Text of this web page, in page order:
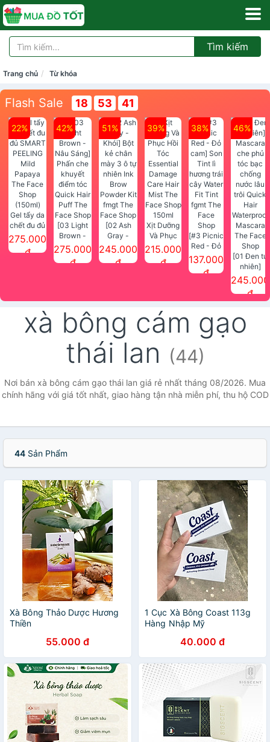
Tìm kiếm
Trang chủ Từ khóa
Flash Sale 18 53 40
22%
Gel tẩy da
chết đu đủ
SMART
PEELING
275.000
đ
42%
[03 Light
Brown -
Nâu Sáng]
Phấn che
275.000
đ
51%
[02 Ash
Gray -
Khói] Bột
kẻ chân
Face Shop
245.000
đ
39%
Xịt Dưỡng
Và Phục
Hồi Tóc
Essential
215.000
đ
38%
[#3 Picnic
Red - Đỏ
cam] Son
Face
Shop
137.000
đ
46%
[01 Đen tự
nhiên]
Mascara
che phủ
nước lâu
trôi Quick
Shop
245.000
đ
xà bông cám gạo
thái lan (44)
Nơi bán xà bông cám gạo thái lan giá rẻ nhất tháng 08/2026. Mua
chính hãng với giá tốt nhất, giao hàng tận nhà miễn phí, thu hộ COD
44 Sản Phẩm
Xà Bông Thảo Dược Hương
Thiền
55.000 đ
1 Cục Xà Bông Coast 113g
Hàng Nhập Mỹ
40.000 đ